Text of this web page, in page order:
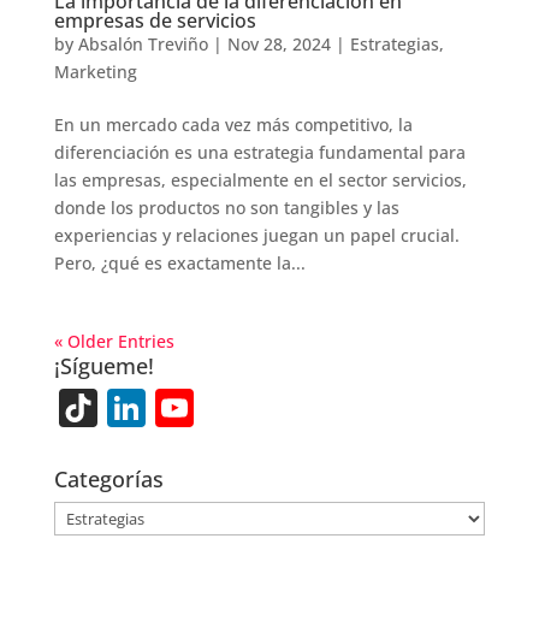
empresas de servicios
by Absalón Treviño| Nov 28, 2024| Estrategias,
Marketing
En un mercado cada vez más competitivo, la
diferenciación es una estrategia fundamental para
las empresas, especialmente en el sector servicios,
donde los productos no son tangibles y las
experiencias y relaciones juegan un papel crucial.
Pero, ¿qué es exactamente la...
« Older Entries
¡Sígueme!
Ti
k
T
o
Li
n
k
e
Y
T
Categorías
Categorías